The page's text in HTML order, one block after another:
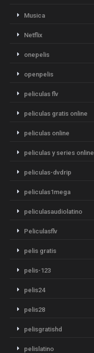
Musica
Netflix
onepelis
openpelis
peliculas flv
peliculas gratis online
peliculas online
peliculas y series online
peliculas-dvdrip
peliculas1mega
peliculasaudiolatino
Peliculasflv
pelis gratis
pelis-123
pelis24
pelis28
pelisgratishd
pelislatino